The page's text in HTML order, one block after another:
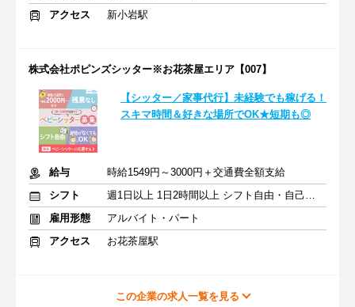
アクセス
新小岩駅
株式会社ポピンズシッター※お花茶屋エリア【007】
【シッター／家事代行】未経験でも稼げる！
スキマ時間＆好きな場所でOK★短期も◎
給与
時給1549円～3000円＋交通費全額支給
シフト
週1日以上 1日2時間以上 シフト自由・自己申告
雇用形態
アルバイト・パート
アクセス
お花茶屋駅
この企業の求人一覧を見る